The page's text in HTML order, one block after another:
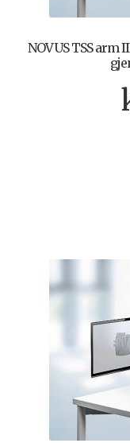
NOVUS TSS arm